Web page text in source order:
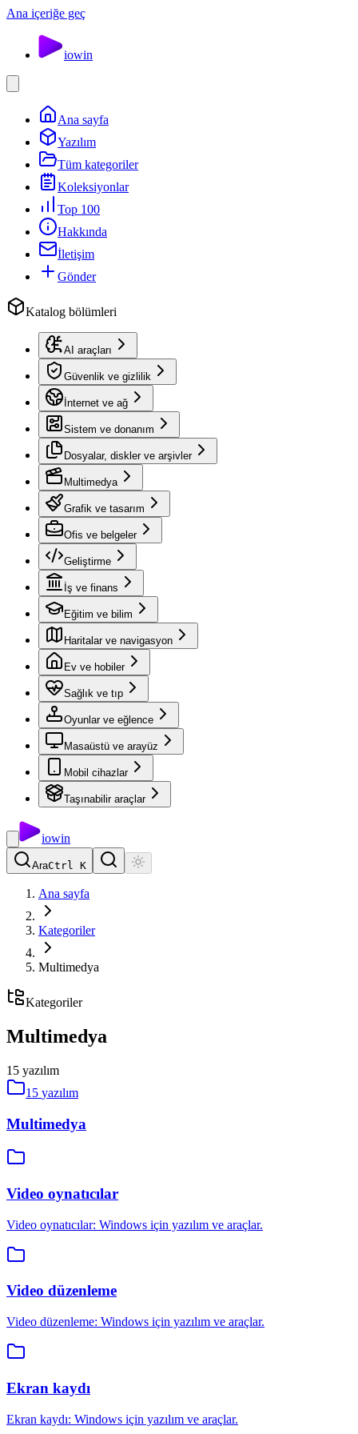
Ana içeriğe geç
iowin
Ana sayfa
Yazılım
Tüm kategoriler
Koleksiyonlar
Top 100
Hakkında
İletişim
Gönder
Katalog bölümleri
AI araçları
Güvenlik ve gizlilik
İnternet ve ağ
Sistem ve donanım
Dosyalar, diskler ve arşivler
Multimedya
Grafik ve tasarım
Ofis ve belgeler
Geliştirme
İş ve finans
Eğitim ve bilim
Haritalar ve navigasyon
Ev ve hobiler
Sağlık ve tıp
Oyunlar ve eğlence
Masaüstü ve arayüz
Mobil cihazlar
Taşınabilir araçlar
iowin
AraCtrl K
Ana sayfa
Kategoriler
Multimedya
Kategoriler
Multimedya
15 yazılım
15 yazılım
Multimedya
Video oynatıcılar
Video oynatıcılar: Windows için yazılım ve araçlar.
Video düzenleme
Video düzenleme: Windows için yazılım ve araçlar.
Ekran kaydı
Ekran kaydı: Windows için yazılım ve araçlar.